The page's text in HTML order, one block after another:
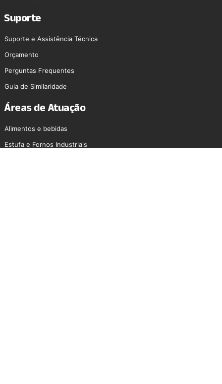
Suporte
Suporte e Assistência Técnica
Orçamento
Perguntas Frequentes
Guia de Similaridade
Áreas de Atuação
Alimentos e bebidas
Estufa e Fornos Industriais